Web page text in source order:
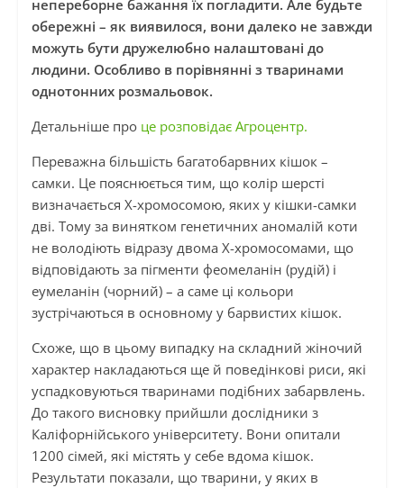
непереборне бажання їх погладити. Але будьте
обережні – як виявилося, вони далеко не завжди
можуть бути дружелюбно налаштовані до
людини. Особливо в порівнянні з тваринами
однотонних розмальовок.
Детальніше про це розповідає Агроцентр.
Переважна більшість багатобарвних кішок –
самки. Це пояснюється тим, що колір шерсті
визначається X-хромосомою, яких у кішки-самки
дві. Тому за винятком генетичних аномалій коти
не володіють відразу двома X-хромосомами, що
відповідають за пігменти феомеланін (рудій) і
еумеланін (чорний) – а саме ці кольори
зустрічаються в основному у барвистих кішок.
Схоже, що в цьому випадку на складний жіночий
характер накладаються ще й поведінкові риси, які
успадковуються тваринами подібних забарвлень.
До такого висновку прийшли дослідники з
Каліфорнійського університету. Вони опитали
1200 сімей, які містять у себе вдома кішок.
Результати показали, що тварини, у яких в